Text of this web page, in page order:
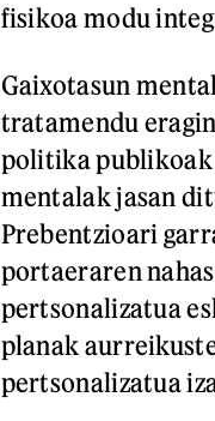
fisikoa modu
Gaixotasun
tratamendu
politika publikoak
mentalak jasan
Prebentzioari
portaeraren
pertsonalizatua
planak
pertsonalizatua